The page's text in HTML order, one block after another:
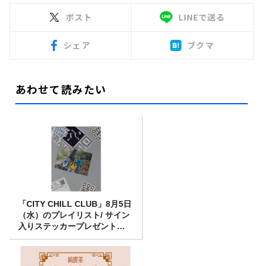
ポスト LINEで送る
シェア ブクマ
あわせて読みたい
「CITY CHILL CLUB」8月5日
（水）のプレイリスト/ サイン
入りステッカープレゼント有
り